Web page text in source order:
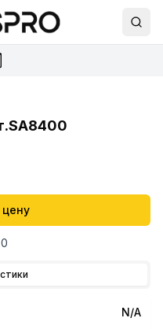
цену
N/A